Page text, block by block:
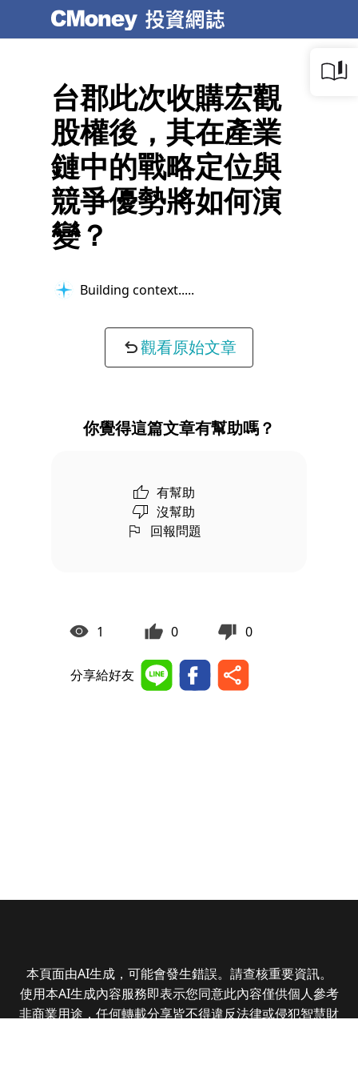
台郡此次收購宏觀
股權後，其在產業
鏈中的戰略定位與
競爭優勢將如何演
變？
Building context...
觀看原始文章
你覺得這篇文章有幫助嗎？
有幫助
沒幫助
回報問題
1 0 0
分享給好友
本頁面由AI生成，可能會發生錯誤。請查核重要資訊。
使用本AI生成內容服務即表示您同意此內容僅供個人參考
非商業用途，任何轉載分享皆不得違反法律或侵犯智慧財